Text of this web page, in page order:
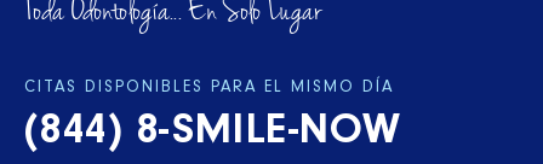
Toda Odontología... En Solo Lugar
CITAS DISPONIBLES PARA EL MISMO DÍA
(844) 8-SMILE-NOW